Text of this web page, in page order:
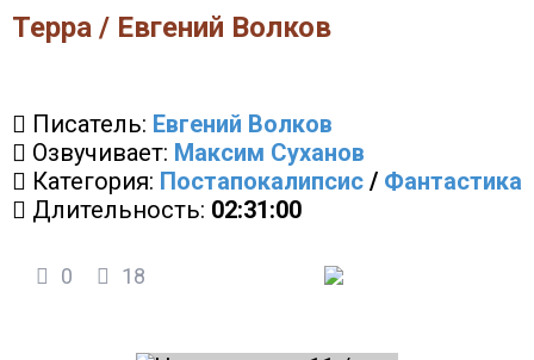
Терра / Евгений Волков
Писатель: Евгений Волков
Озвучивает: Максим Суханов
Категория: Постапокалипсис / Фантастика
Длительность: 02:31:00
0 18